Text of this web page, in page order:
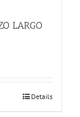
LARGO
Details